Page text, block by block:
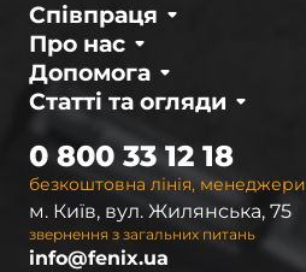
Про нас
Співпраця
Статті та огляди
Допомога
безкоштовна лінія, менеджери
0 800 33 12 18
м. Київ, вул. Жилянська, 75
звернення з загальних питань
info@fenix.ua